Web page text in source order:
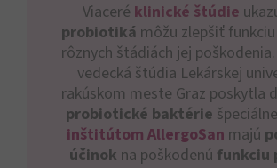
Viaceré klinické štúdie
probiotiká môžu zlepšiť
rôznych štádiách jej
vedecká štúdia Lekárskej
rakúskom meste Graz poskytla
probiotické baktérie
inštitútom AllergoSan majú
účinok na poškodenú funkciu